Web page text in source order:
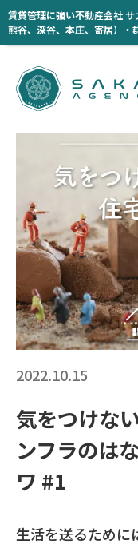
賃貸管理に強い不動産会社
熊谷、深谷、本庄、寄居）・
2022.10.15
気をつけな
ンフラのは
ワ #1
生活を送るために